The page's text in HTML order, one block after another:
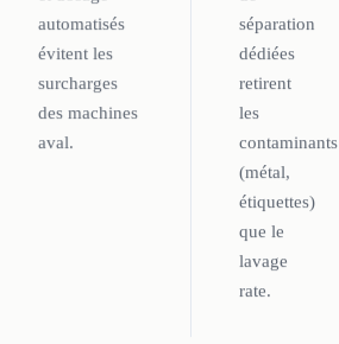
automatisés
évitent les
surcharges
des machines
aval.
séparation
dédiées
retirent
les
contaminants
(métal,
étiquettes)
que le
lavage
rate.